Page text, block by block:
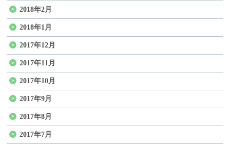
2018年2月
2018年1月
2017年12月
2017年11月
2017年10月
2017年9月
2017年8月
2017年7月